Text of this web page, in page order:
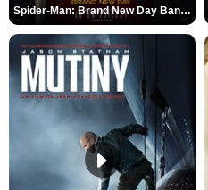
Spider-Man: Brand New Day Bande-annonce VO STFR